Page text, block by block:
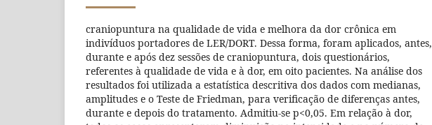
craniopuntura na qualidade de vida e melhora da dor crônica em
indivíduos portadores de LER/DORT. Dessa forma, foram aplicados, antes,
durante e após dez sessões de craniopuntura, dois questionários,
referentes à qualidade de vida e à dor, em oito pacientes. Na análise dos
resultados foi utilizada a estatística descritiva dos dados com medianas,
amplitudes e o Teste de Friedman, para verificação de diferenças antes,
durante e depois do tratamento. Admitiu-se p<0,05. Em relação à dor,